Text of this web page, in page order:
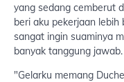
yang sedang cemberut
beri aku pekerjaan lebih
sangat ingin suaminya
banyak tanggung jawab.
"Gelarku memang